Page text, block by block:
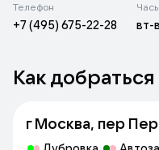
проектов. Она остаётся
работающих с разными
молодых, так и более
Картошкиной, Давида
Галерея сотрудничает с
искусства Иосифа
Телефон
+7 (495) 675-22-28 вт-
Как добраться
г Москва, пер